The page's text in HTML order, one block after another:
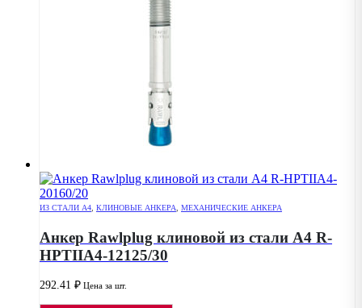
ИЗ СТАЛИ А4 КЛИНОВЫЕ АНКЕРА МЕХАНИЧЕСКИЕ АНКЕРА
Анкер Rawlplug клиновой из стали А4 R-
HPTIIA4-12125/30
292.41 ₽ Цена за шт.